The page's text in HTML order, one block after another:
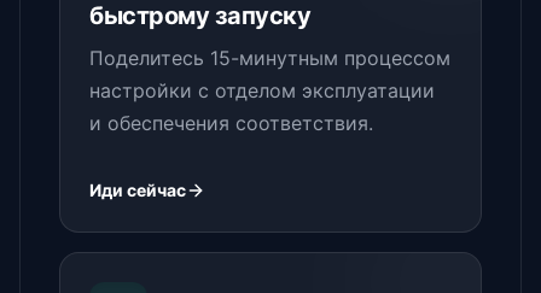
быстрому запуску
Поделитесь 15-минутным процессом
настройки с отделом эксплуатации
и обеспечения соответствия.
Иди сейчас